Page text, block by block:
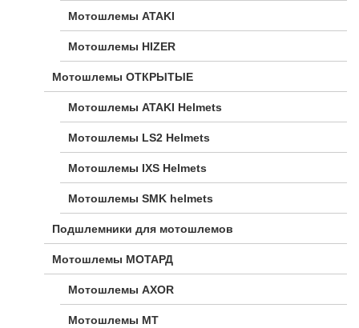
Мотошлемы ATAKI
Мотошлемы HIZER
Мотошлемы ОТКРЫТЫЕ
Мотошлемы ATAKI Helmets
Мотошлемы LS2 Helmets
Мотошлемы IXS Helmets
Мотошлемы SMK helmets
Подшлемники для мотошлемов
Мотошлемы МОТАРД
Мотошлемы AXOR
Мотошлемы MT